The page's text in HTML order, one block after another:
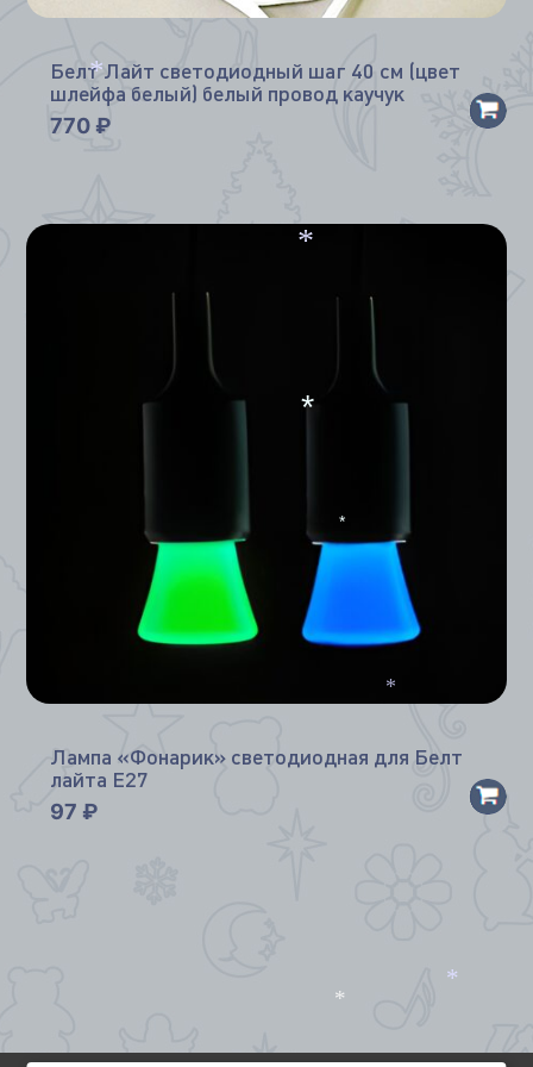
Белт Лайт светодиодный шаг 40 см (цвет
шлейфа белый) белый провод каучук
770 ₽
Лампа «Фонарик» светодиодная для Белт
лайта Е27
97 ₽
*
*
*